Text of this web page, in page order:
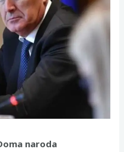
naroda